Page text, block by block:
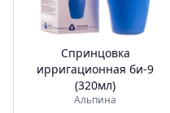
Спринцовка
ирригационная би-9
(320мл)
Альпина